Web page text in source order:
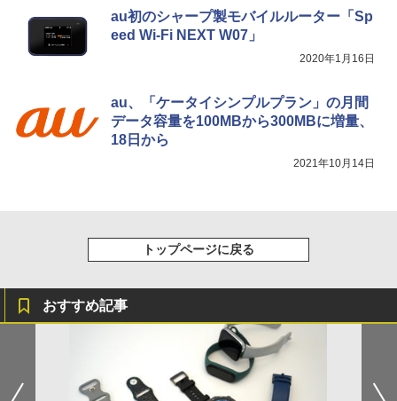
au初のシャープ製モバイルルーター「Sp
eed Wi-Fi NEXT W07」
2020年1月16日
au、「ケータイシンプルプラン」の月間
データ容量を100MBから300MBに増量、
18日から
2021年10月14日
トップページに戻る
おすすめ記事